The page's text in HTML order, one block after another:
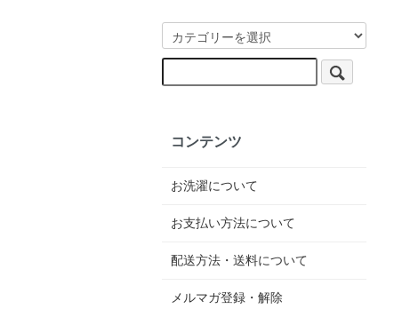
コンテンツ
お洗濯について
お支払い方法について
配送方法・送料について
メルマガ登録・解除